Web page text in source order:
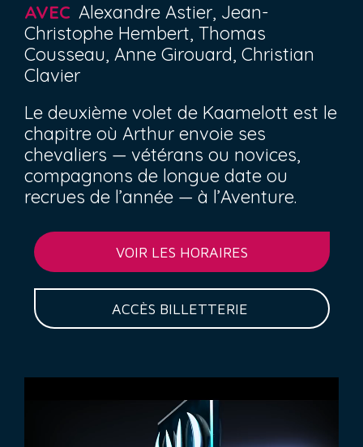
AVEC Alexandre Astier, Jean-
Christophe Hembert, Thomas
Cousseau, Anne Girouard, Christian
Clavier
Le deuxième volet de Kaamelott est le
chapitre où Arthur envoie ses
chevaliers — vétérans ou novices,
compagnons de longue date ou
recrues de l’année — à l’Aventure.
VOIR LES HORAIRES
ACCÈS BILLETTERIE